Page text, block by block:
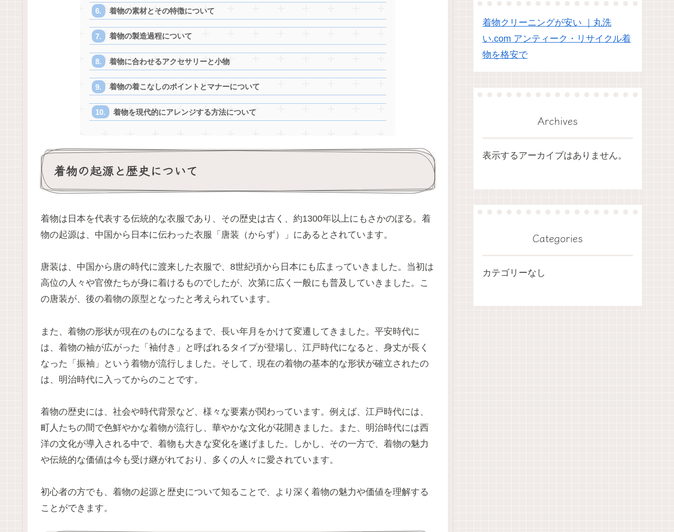
着物の素材とその特徴について
着物の製造過程について
着物に合わせるアクセサリーと小物
着物の着こなしのポイントとマナーについて
着物を現代的にアレンジする方法について
着物の起源と歴史について
着物は日本を代表する伝統的な衣服であり、その歴史は古く、約1300年以上にもさかのぼる。着
物の起源は、中国から日本に伝わった衣服「唐装（からず）」にあるとされています。
唐装は、中国から唐の時代に渡来した衣服で、8世紀頃から日本にも広まっていきました。当初は
高位の人々や官僚たちが身に着けるものでしたが、次第に広く一般にも普及していきました。こ
の唐装が、後の着物の原型となったと考えられています。
また、着物の形状が現在のものになるまで、長い年月をかけて変遷してきました。平安時代に
は、着物の袖が広がった「袖付き」と呼ばれるタイプが登場し、江戸時代になると、身丈が長く
なった「振袖」という着物が流行しました。そして、現在の着物の基本的な形状が確立されたの
は、明治時代に入ってからのことです。
着物の歴史には、社会や時代背景など、様々な要素が関わっています。例えば、江戸時代には、
町人たちの間で色鮮やかな着物が流行し、華やかな文化が花開きました。また、明治時代には西
洋の文化が導入される中で、着物も大きな変化を遂げました。しかし、その一方で、着物の魅力
や伝統的な価値は今も受け継がれており、多くの人々に愛されています。
初心者の方でも、着物の起源と歴史について知ることで、より深く着物の魅力や価値を理解する
ことができます。
着物クリーニングが安い ｜丸洗
い.com アンティーク・リサイクル着
物を格安で
Archives
表示するアーカイブはありません。
Categories
カテゴリーなし